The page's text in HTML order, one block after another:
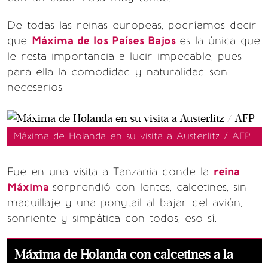
De todas las reinas europeas, podríamos decir
que Máxima de los Países Bajos es la única que
le resta importancia a lucir impecable, pues
para ella la comodidad y naturalidad son
necesarios.
Máxima de Holanda en su visita a Austerlitz / AFP
Fue en una visita a Tanzania donde la reina
Máxima sorprendió con lentes, calcetines, sin
maquillaje y una ponytail al bajar del avión,
sonriente y simpática con todos, eso sí.
Máxima de Holanda con calcetines a la